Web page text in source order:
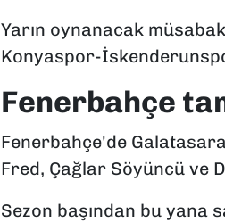
Yarın oynanacak
Konyaspor-
Fenerbahçe
Fenerbahçe'de
Fred, Çağlar Söyüncü ve
Sezon başından bu yana